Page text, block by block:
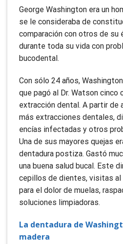
George Washington era un
se le consideraba de
comparación con otros de su
durante toda su vida con
bucodental.
Con sólo 24 años,
que pagó al Dr. Watson cinco
extracción dental. A partir de
más extracciones dentales,
encías infectadas y otros
Una de sus mayores quejas
dentadura postiza. Gastó
una buena salud bucal. Este
cepillos de dientes, visitas
para el dolor de muelas,
soluciones limpiadoras.
La dentadura de
madera